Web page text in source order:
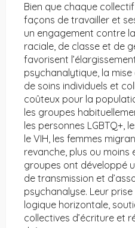
Bien que chaque
façons de travailler et
un engagement contre
raciale, de classe et de
favorisent
psychanalytique, la
de soins individuels et
coûteux pour la
les groupes
les personnes LGBTQ+,
le VIH, les femmes
revanche, plus ou moins
groupes ont développé
de transmission et
psychanalyse. Leur
logique horizontale,
collectives d’écriture et